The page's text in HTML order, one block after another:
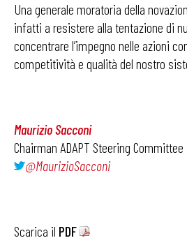
Una generale moratoria della
infatti a resistere alla tentazione di
concentrare l’impegno nelle azioni
competitività e qualità del nostro
Maurizio Sacconi
Chairman ADAPT Steering Committee
@MaurizioSacconi
Scarica il PDF